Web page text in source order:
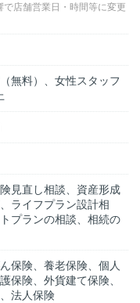
店舗営業日・時間等に変更
無料）、女性スタッフ
見直し相談、資産形成
ライフプラン設計相
プランの相談、相続の
保険、養老保険、個人
保険、外貨建て保険、
法人保険